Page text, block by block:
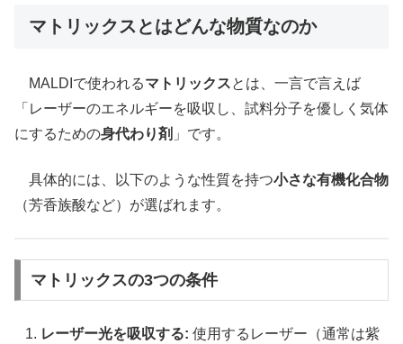
マトリックスとはどんな物質なのか
MALDIで使われるマトリックスとは、一言で言えば
「レーザーのエネルギーを吸収し、試料分子を優しく気体
にするための身代わり剤 」です。
具体的には、以下のような性質を持つ小さな有機化合物
（芳香族酸など）が選ばれます。
マトリックスの3つの条件
レーザー光を吸収する: 使用するレーザー（通常は紫